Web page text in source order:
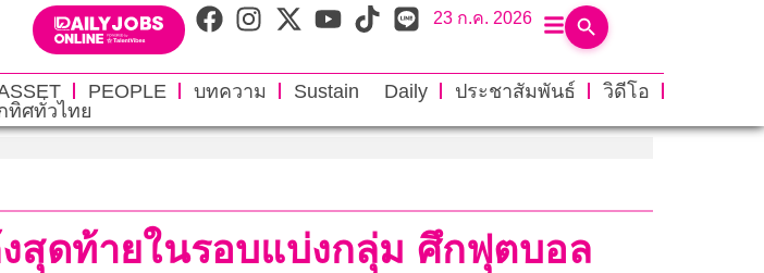
23 ก.ค. 2026
PEOPLE บทความ Sustain Daily ประชาสัมพันธ์
วิดีโอ
ทิศทั่วไทย
สุดท้ายในรอบแบ่งกลุ่ม ศึกฟุตบอล